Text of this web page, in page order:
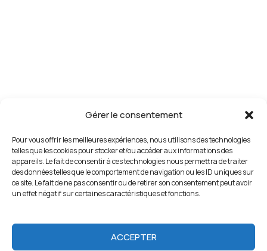
Gérer le consentement
Pour vous offrir les meilleures expériences, nous utilisons des technologies
telles que les cookies pour stocker et/ou accéder aux informations des
appareils. Le fait de consentir à ces technologies nous permettra de traiter
des données telles que le comportement de navigation ou les ID uniques sur
ce site. Le fait de ne pas consentir ou de retirer son consentement peut avoir
un effet négatif sur certaines caractéristiques et fonctions.
ACCEPTER